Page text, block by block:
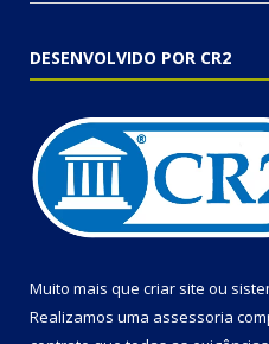
DESENVOLVIDO POR CR2
Muito mais que criar site ou
Realizamos uma assessoria